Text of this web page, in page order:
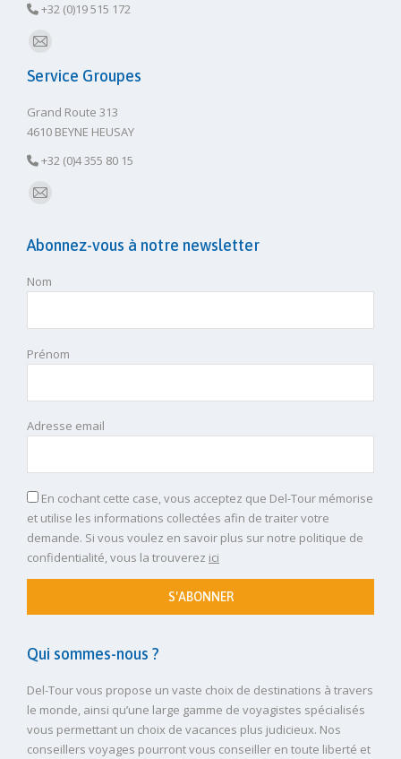
+32 (0)19 515 172
E-
mail
Service Groupes
Grand Route 313
4610 BEYNE HEUSAY
+32 (0)4 355 80 15
E-
Abonnez-vous à notre newsletter
Nom
Prénom
Adresse email
En cochant cette case, vous acceptez que Del-Tour mémorise
et utilise les informations collectées afin de traiter votre
demande. Si vous voulez en savoir plus sur notre politique de
confidentialité, vous la trouverez ici
S'ABONNER
Qui sommes-nous ?
Del-Tour vous propose un vaste choix de destinations à travers
le monde, ainsi qu’une large gamme de voyagistes spécialisés
vous permettant un choix de vacances plus judicieux. Nos
conseillers voyages pourront vous conseiller en toute liberté et